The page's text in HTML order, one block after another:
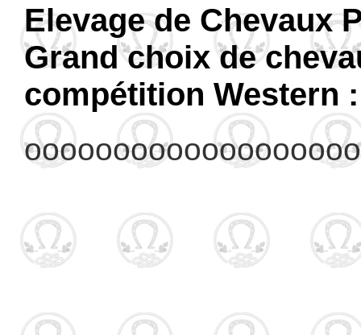
Elevage de Chevaux
Grand choix de
compétition Western